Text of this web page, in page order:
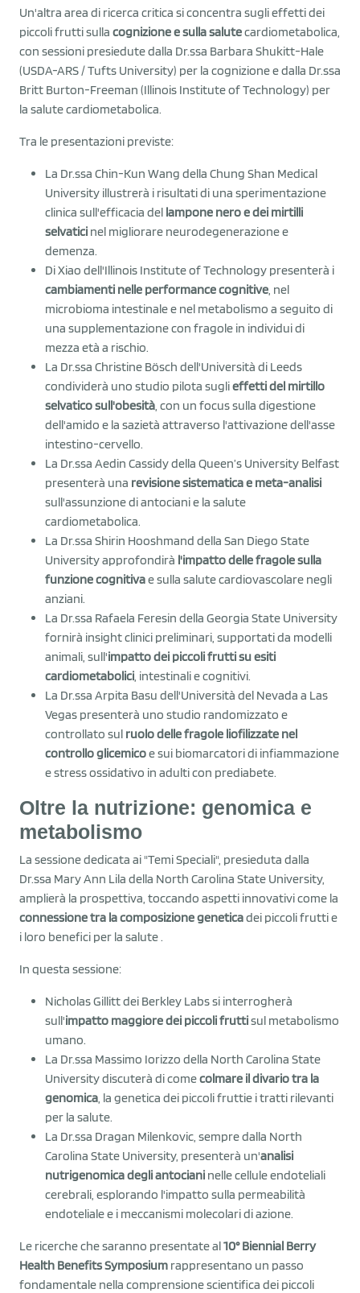
Un'altra area di ricerca critica si concentra sugli effetti dei
piccoli frutti sulla cognizione e sulla salutecardiometabolica,
con sessioni presiedute dalla Dr.ssa Barbara Shukitt-Hale
(USDA-ARS / Tufts University) per la cognizione e dalla Dr.ssa
Britt Burton-Freeman (Illinois Institute of Technology) per
la salute cardiometabolica.
Tra le presentazioni previste:
La Dr.ssa Chin-Kun Wang della Chung Shan Medical
University illustrerà i risultati di una sperimentazione
clinica sull'efficacia del lampone nero e dei mirtilli
selvatici nel migliorare neurodegenerazione e
demenza.
Di Xiao dell'Illinois Institute of Technology presenterà i
cambiamenti nelle performance cognitive , nel
microbioma intestinale e nel metabolismo a seguito di
una supplementazione con fragole in individui di
mezza età a rischio.
La Dr.ssa Christine Bösch dell'Università di Leeds
condividerà uno studio pilota suglieffetti del mirtillo
selvatico sull'obesità , con un focus sulla digestione
dell'amido e la sazietà attraverso l'attivazione dell'asse
intestino-cervello.
La Dr.ssa Aedin Cassidy della Queen’s University Belfast
presenterà una revisione sistematica e meta-analisi
sull'assunzione di antociani e la salute
cardiometabolica.
La Dr.ssa Shirin Hooshmand della San Diego State
University approfondirà l'impatto delle fragole sulla
funzione cognitivae sulla salute cardiovascolare negli
anziani.
La Dr.ssa Rafaela Feresin della Georgia State University
fornirà insight clinici preliminari, supportati da modelli
animali, sull'impatto dei piccoli frutti su esiti
cardiometabolici , intestinali e cognitivi.
La Dr.ssa Arpita Basu dell'Università del Nevada a Las
Vegas presenterà uno studio randomizzato e
controllato sul ruolo delle fragole liofilizzate nel
controllo glicemicoe sui biomarcatori di infiammazione
e stress ossidativo in adulti con prediabete.
Oltre la nutrizione: genomica e
metabolismo
La sessione dedicata ai "Temi Speciali", presieduta dalla
Dr.ssa Mary Ann Lila della North Carolina State University,
amplierà la prospettiva, toccando aspetti innovativi come la
connessione tra la composizione geneticadei piccoli frutti e
i loro benefici per la salute .
In questa sessione:
Nicholas Gillitt dei Berkley Labs si interrogherà
sull'impatto maggiore dei piccoli fruttisul metabolismo
umano.
La Dr.ssa Massimo Iorizzo della North Carolina State
University discuterà di comecolmare il divario tra la
genomica , la genetica dei piccoli fruttie i tratti rilevanti
per la salute.
La Dr.ssa Dragan Milenkovic, sempre dalla North
Carolina State University, presenterà un'analisi
nutrigenomica degli antociani nelle cellule endoteliali
cerebrali, esplorando l'impatto sulla permeabilità
endoteliale e i meccanismi molecolari di azione.
Le ricerche che saranno presentate al10° Biennial Berry
Health Benefits Symposium rappresentano un passo
fondamentale nella comprensione scientifica dei piccoli